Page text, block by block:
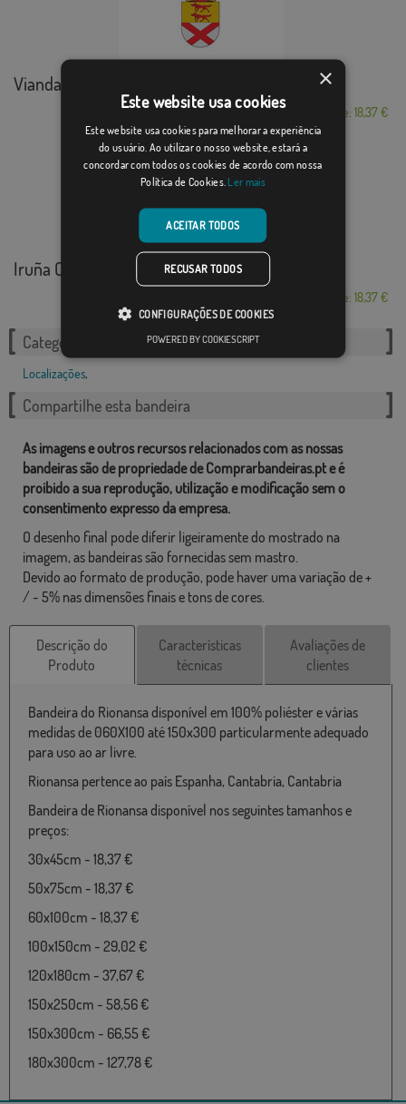
Viandar de la Vera
Desde: 18,37 €
Iruña Oka/Iruña ...
Desde: 18,37 €
Categorias relacionadas:
Localizações,
Compartilhe esta bandeira
As imagens e outros recursos relacionados com as nossas
bandeiras são de propriedade de Comprarbandeiras.pt e é
proibido a sua reprodução, utilização e modificação sem o
consentimento expresso da empresa.
O desenho final pode diferir ligeiramente do mostrado na
imagem, as bandeiras são fornecidas sem mastro.
Devido ao formato de produção, pode haver uma variação de +
/ - 5% nas dimensões finais e tons de cores.
Descrição do
Produto
Características
técnicas
Avaliações de
clientes
Bandeira do Rionansa disponível em 100% poliéster e várias
medidas de 060X100 até 150x300 particularmente adequado
para uso ao ar livre.
Rionansa pertence ao país Espanha, Cantabria, Cantabria
Bandeira de Rionansa disponível nos seguintes tamanhos e
preços:
30x45cm - 18,37 €
50x75cm - 18,37 €
60x100cm - 18,37 €
100x150cm - 29,02 €
120x180cm - 37,67 €
150x250cm - 58,56 €
150x300cm - 66,55 €
180x300cm - 127,78 €
×
Este website usa cookies
Este website usa cookies para melhorar a experiência
do usuário. Ao utilizar o nosso website, estará a
concordar com todos os cookies de acordo com nossa
Política de Cookies. Ler mais
ACEITAR TODOS
RECUSAR TODOS
CONFIGURAÇÕES DE COOKIES
POWERED BY COOKIESCRIPT